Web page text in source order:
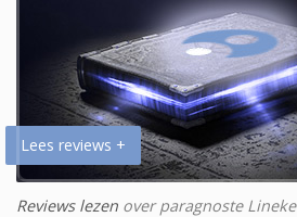
Lees reviews +
Reviews lezen over paragnoste Lineke